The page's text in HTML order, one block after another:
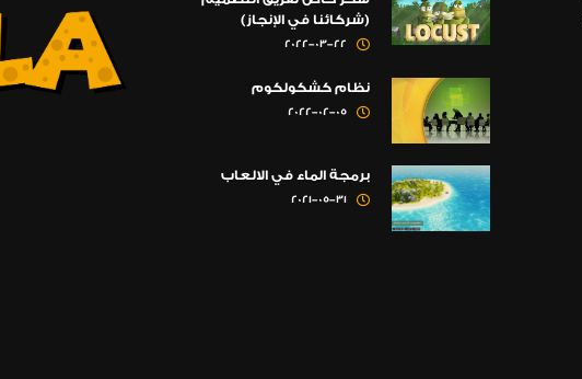
(شركائنا في الإنجاز)
2022-03-22
نظام كشكولكوم
2022-02-05
برمجة الماء في الالعاب
2021-05-31